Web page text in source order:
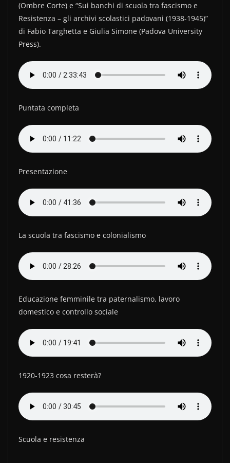
(Ombre Corte) e “Sui banchi di scuola tra fascismo e
Resistenza – gli archivi scolastici padovani (1938-1945)”
di Fabio Targhetta e Giulia Simone (Padova University
Press).
Puntata completa
Presentazione
La scuola tra fascismo e colonialismo
Educazione femminile tra paternalismo, lavoro
domestico e controllo sociale
1920-1923 cosa resterà?
Scuola e resistenza